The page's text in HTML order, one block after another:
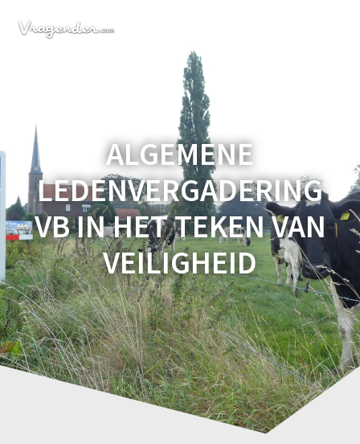
de
inhoud
ALGEMENE
LEDENVERGADERING
VB IN HET TEKEN VAN
VEILIGHEID